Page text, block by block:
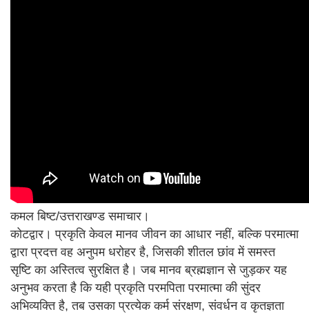
कमल बिष्ट/उत्तराखण्ड समाचार।
कोटद्वार। प्रकृति केवल मानव जीवन का आधार नहीं, बल्कि परमात्मा
द्वारा प्रदत्त वह अनुपम धरोहर है, जिसकी शीतल छांव में समस्त
सृष्टि का अस्तित्व सुरक्षित है। जब मानव ब्रह्मज्ञान से जुड़कर यह
अनुभव करता है कि यही प्रकृति परमपिता परमात्मा की सुंदर
अभिव्यक्ति है, तब उसका प्रत्येक कर्म संरक्षण, संवर्धन व कृतज्ञता